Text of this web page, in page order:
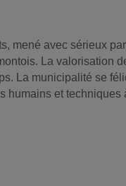
mené avec sérieux
La
La municipalité se
humains et